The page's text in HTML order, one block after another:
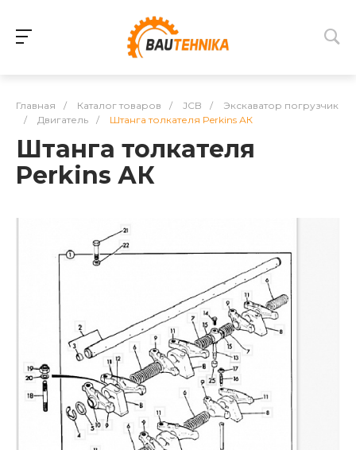
Главная / Каталог товаров / JCB /
Экскаватор погрузчик
/
Двигатель / Штанга толкателя Perkins АК
Штанга толкателя
Perkins АК